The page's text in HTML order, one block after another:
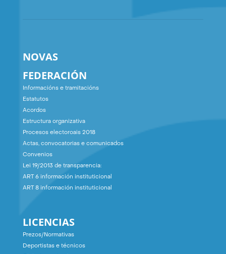
NOVAS
FEDERACIÓN
Informacións e tramitacións
Estatutos
Acordos
Estructura organizativa
Procesos electoroais 2018
Actas, convocatorias e comunicados
Convenios
Lei 19/2013 de transparencia:
ART 6 información instituticional
ART 8 información instituticional
LICENCIAS
Prezos/Normativas
Deportistas e técnicos